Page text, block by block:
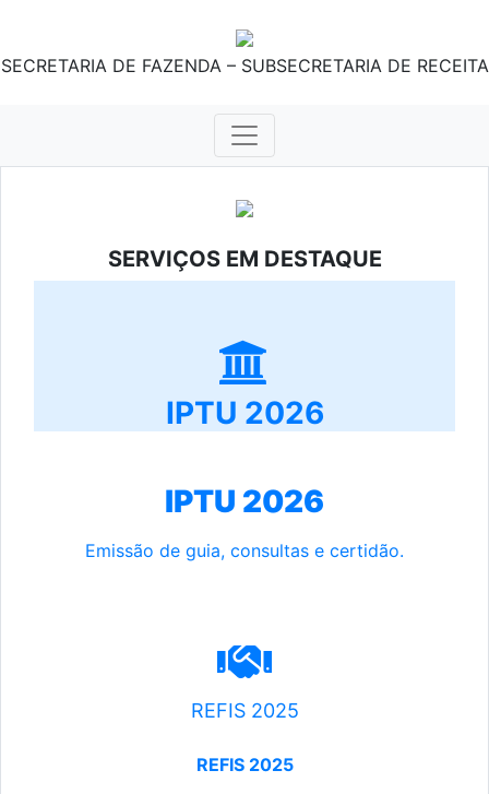
SECRETARIA DE FAZENDA – SUBSECRETARIA DE RECEITA
SERVIÇOS EM DESTAQUE
IPTU 2026
IPTU 2026
Emissão de guia, consultas e certidão.
REFIS 2025
REFIS 2025